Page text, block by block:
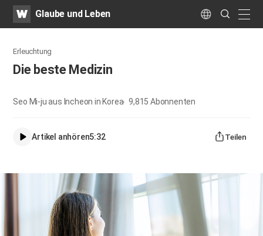
WATVGlaube und Leben Language
Search
Submit
Erleuchtung
Die beste Medizin
Seo Mi-ju aus Incheon in Korea 9,815Abonnenten
Artikel anhören5:32 Teilen